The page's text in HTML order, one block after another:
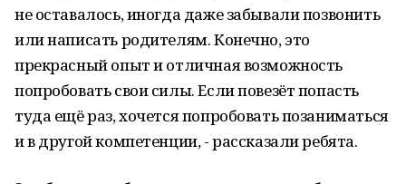
не оставалось, иногда даже забывали позвонить
или написать родителям. Конечно, это
прекрасный опыт и отличная возможность
попробовать свои силы. Если повезёт попасть
туда ещё раз, хочется попробовать позаниматься
и в другой компетенции, - рассказали ребята.